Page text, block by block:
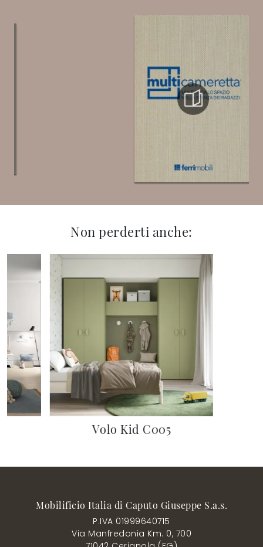
Non perderti anche:
Volo Kid C005
Mobilificio Italia di Caputo Giuseppe S.a.s.
P.IVA 01999640715
Via Manfredonia Km. 0, 700